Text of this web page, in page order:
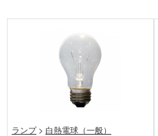
ランプ > 白熱電球（一般）